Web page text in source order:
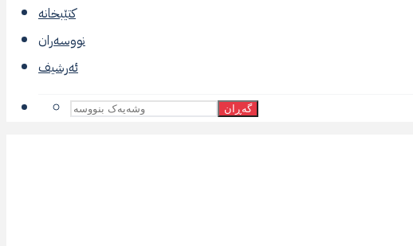
کتێبخانە
نووسەران
ئەرشیف
گەڕان